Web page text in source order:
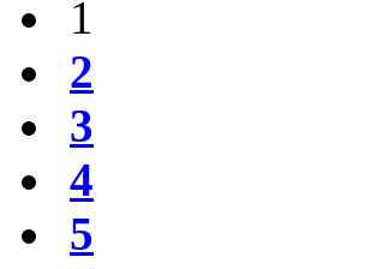
1
2
3
4
5